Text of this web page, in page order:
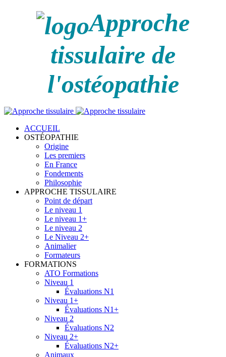
Approche
tissulaire de
l'ostéopathie
ACCUEIL
OSTÉOPATHIE
Origine
Les premiers
En France
Fondements
Philosophie
APPROCHE TISSULAIRE
Point de départ
Le niveau 1
Le niveau 1+
Le niveau 2
Le Niveau 2+
Animalier
Formateurs
FORMATIONS
ATO Formations
Niveau 1
Évaluations N1
Niveau 1+
Évaluations N1+
Niveau 2
Évaluations N2
Niveau 2+
Évaluations N2+
Animaux